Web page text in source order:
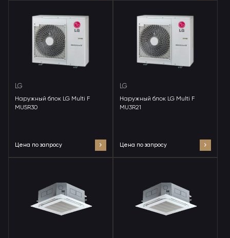
LG
Наружный блок LG Multi F
MU5R30
Цена по запросу
LG
Наружный блок LG Multi F
MU3R21
Цена по запросу